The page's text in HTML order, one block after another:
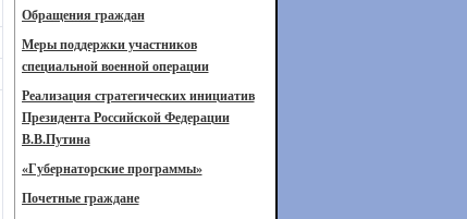
Обращения граждан
Меры поддержки участников
специальной военной операции
Реализация стратегических инициатив
Президента Российской Федерации
В.В.Путина
«Губернаторские программы»
Почетные граждане